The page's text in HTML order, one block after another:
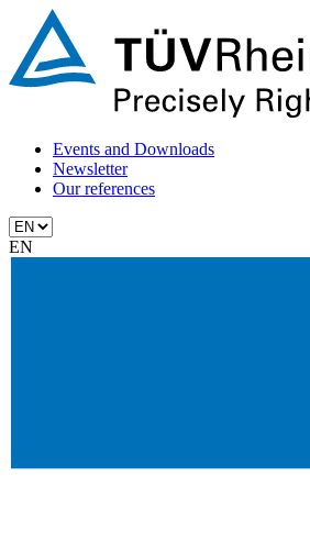
Events and Downloads
Newsletter
Our references
EN